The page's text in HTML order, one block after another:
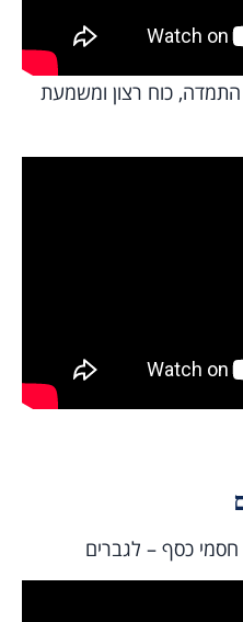
כוח רצון ומשמעת
חסמי כסף – לגברים